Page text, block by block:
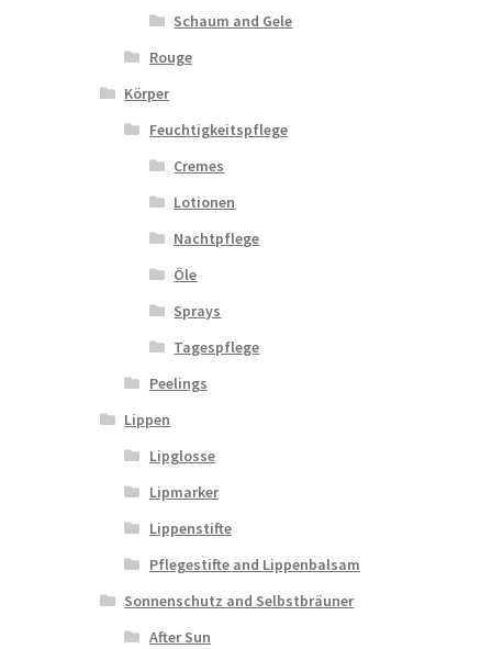
Schaum and Gele
Rouge
Körper
Feuchtigkeitspflege
Cremes
Lotionen
Nachtpflege
Öle
Sprays
Tagespflege
Peelings
Lippen
Lipglosse
Lipmarker
Lippenstifte
Pflegestifte and Lippenbalsam
Sonnenschutz and Selbstbräuner
After Sun